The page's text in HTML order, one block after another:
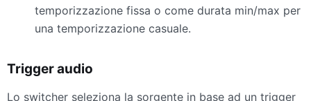
temporizzazione fissa o come durata min/max per
una temporizzazione casuale.
Trigger audio
Lo switcher seleziona la sorgente in base ad un trigger